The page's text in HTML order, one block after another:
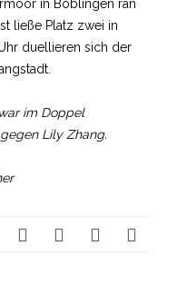
in Böblingen ran
ließe Platz zwei in
duellieren sich der
im Doppel
Lily Zhang.